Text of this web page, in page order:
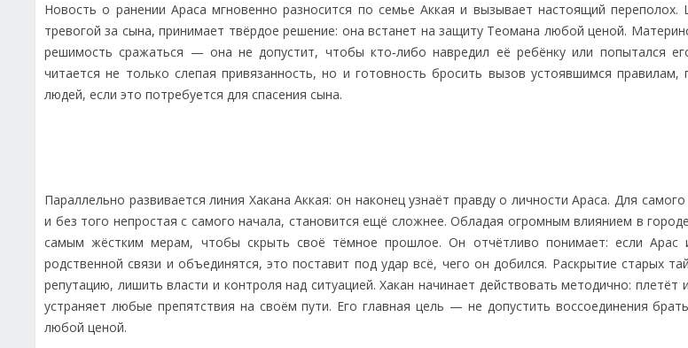
Новость о ранении Араса мгновенно разносится по семье Аккая и вызывает настоящий переполох.
тревогой за сына, принимает твёрдое решение: она встанет на защиту Теомана любой ценой.
решимость сражаться — она не допустит, чтобы кто‑либо навредил её ребёнку или попытался
читается не только слепая привязанность, но и готовность бросить вызов устоявшимся правилам,
людей, если это потребуется для спасения сына.
Параллельно развивается линия Хакана Аккая: он наконец узнаёт правду о личности Араса. Для
и без того непростая с самого начала, становится ещё сложнее. Обладая огромным влиянием в
самым жёстким мерам, чтобы скрыть своё тёмное прошлое. Он отчётливо понимает: если
родственной связи и объединятся, это поставит под удар всё, чего он добился. Раскрытие старых
репутацию, лишить власти и контроля над ситуацией. Хакан начинает действовать методично: плетёт
устраняет любые препятствия на своём пути. Его главная цель — не допустить воссоединения
любой ценой.